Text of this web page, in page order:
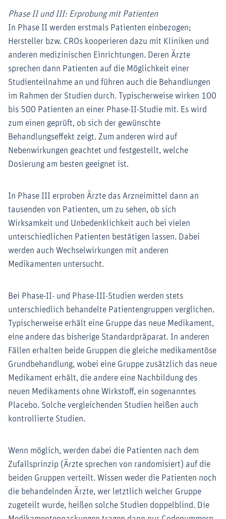
Phase II und III: Erprobung mit Patienten
In Phase II werden erstmals Patienten einbezogen;
Hersteller bzw. CROs kooperieren dazu mit Kliniken und
anderen medizinischen Einrichtungen. Deren Ärzte
sprechen dann Patienten auf die Möglichkeit einer
Studienteilnahme an und führen auch die Behandlungen
im Rahmen der Studien durch. Typischerweise wirken 100
bis 500 Patienten an einer Phase-II-Studie mit. Es wird
zum einen geprüft, ob sich der gewünschte
Behandlungseffekt zeigt. Zum anderen wird auf
Nebenwirkungen geachtet und festgestellt, welche
Dosierung am besten geeignet ist.
In Phase III erproben Ärzte das Arzneimittel dann an
tausenden von Patienten, um zu sehen, ob sich
Wirksamkeit und Unbedenklichkeit auch bei vielen
unterschiedlichen Patienten bestätigen lassen. Dabei
werden auch Wechselwirkungen mit anderen
Medikamenten untersucht.
Bei Phase-II- und Phase-III-Studien werden stets
unterschiedlich behandelte Patientengruppen verglichen.
Typischerweise erhält eine Gruppe das neue Medikament,
eine andere das bisherige Standardpräparat. In anderen
Fällen erhalten beide Gruppen die gleiche medikamentöse
Grundbehandlung, wobei eine Gruppe zusätzlich das neue
Medikament erhält, die andere eine Nachbildung des
neuen Medikaments ohne Wirkstoff, ein sogenanntes
Placebo. Solche vergleichenden Studien heißen auch
kontrollierte Studien.
Wenn möglich, werden dabei die Patienten nach dem
Zufallsprinzip (Ärzte sprechen von randomisiert) auf die
beiden Gruppen verteilt. Wissen weder die Patienten noch
die behandelnden Ärzte, wer letztlich welcher Gruppe
zugeteilt wurde, heißen solche Studien doppelblind. Die